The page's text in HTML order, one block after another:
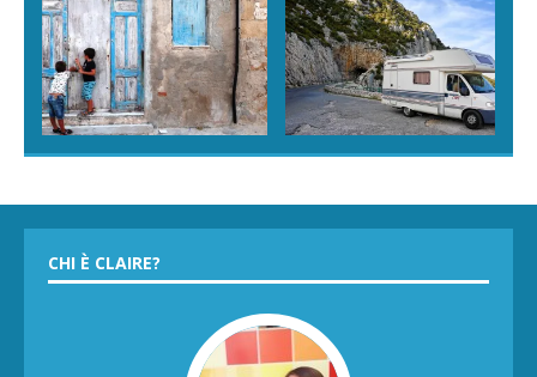
CHI È CLAIRE?